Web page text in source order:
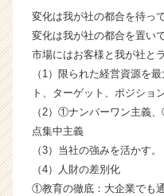
企
業
か
ら
ス
カ
ウ
が
く
変化は我が社の都合を待っ
変化は我が社の都合を置いて
市場にはお客様と我が社と
（1）限られた経営資源を
ト、ターゲット、ポジショ
（2）①ナンバーワン主義
点集中主義
（3）当社の強みを活かす。
（4）人財の差別化
①教育の徹底：大企業でも